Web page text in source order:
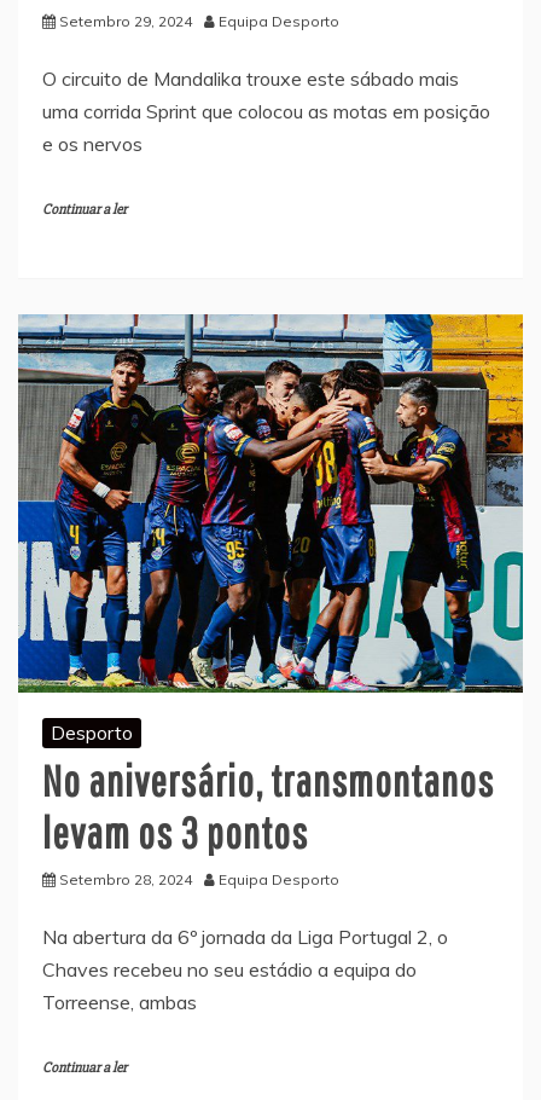
Setembro 29, 2024 Equipa Desporto
O circuito de Mandalika trouxe este sábado mais
uma corrida Sprint que colocou as motas em posição
e os nervos
Continuar a ler
Desporto
No aniversário, transmontanos
levam os 3 pontos
Setembro 28, 2024 Equipa Desporto
Na abertura da 6º jornada da Liga Portugal 2, o
Chaves recebeu no seu estádio a equipa do
Torreense, ambas
Continuar a ler